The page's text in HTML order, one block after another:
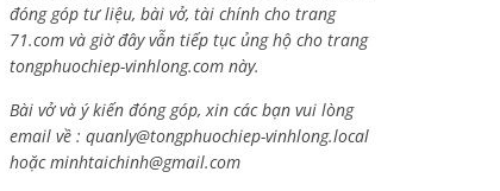
đóng góp tư liệu, bài vở, tài chính cho trang
71.com và giờ đây vẫn tiếp tục ủng hộ cho trang
tongphuochiep-vinhlong.com này.
Bài vở và ý kiến đóng góp, xin các bạn vui lòng
email về : quanly@tongphuochiep-vinhlong.local
hoặcminhtaichinh@gmail.com